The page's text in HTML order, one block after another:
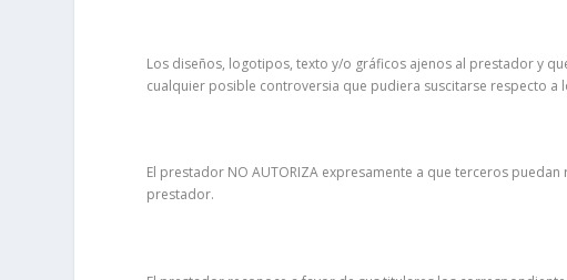
Los diseños, logotipos, texto y/o gráficos ajenos al prestador y
cualquier posible controversia que pudiera suscitarse respecto
El prestador NO AUTORIZA expresamente a que terceros
prestador.